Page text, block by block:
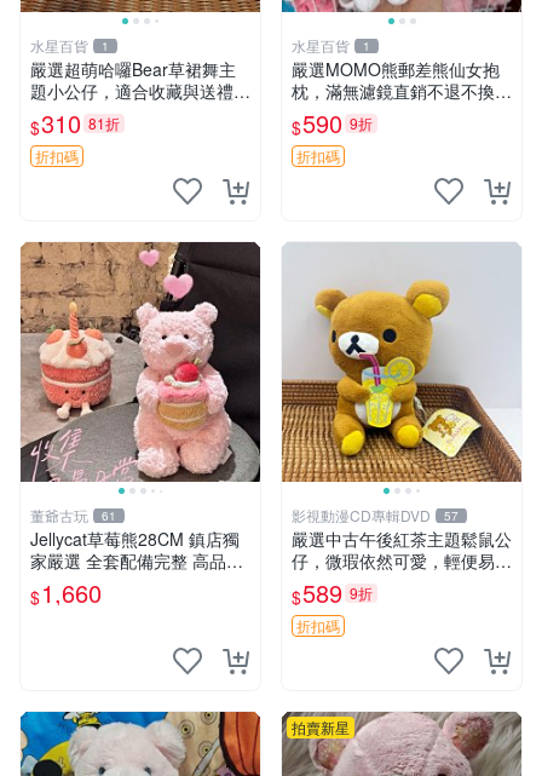
水星百貨 1
嚴選超萌哈囉Bear草裙舞主
題小公仔，適合收藏與送禮 1
00 克 哈囉Bear 草裙舞
$310 81折
折扣碼
水星百貨 1
嚴選MOMO熊郵差熊仙女抱
枕，滿無濾鏡直銷不退不換
經典造型可愛必備 紅薯啵啵
間抱枕 抱枕 時尚
$590 9折
折扣碼
董爺古玩 61
Jellycat草莓熊28CM 鎮店獨
家嚴選 全套配備完整 高品質
收藏好物 紋章 玩具熊 定制熊
$1,660
影視動漫CD專輯DVD 57
嚴選中古午後紅茶主題鬆鼠公
仔，微瑕依然可愛，輕便易運
送 二手收藏推薦 工廠直營 快
遞到府 中古 玩偶 公仔
$589 9折
折扣碼
拍賣新星